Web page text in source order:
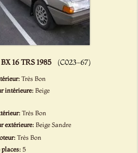
16 TRS 1985 (C023-67)
Très Bon
intérieure:Beige
Très Bon
extérieure:Beige Sandre
Très Bon
5